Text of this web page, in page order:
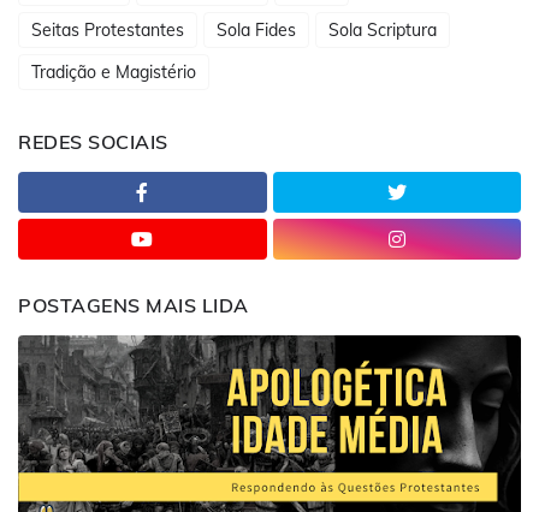
Seitas Protestantes
Sola Fides
Sola Scriptura
Tradição e Magistério
REDES SOCIAIS
POSTAGENS MAIS LIDA